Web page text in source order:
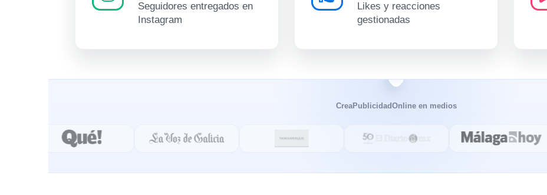
Seguidores entregados en
Instagram
Likes y reacciones
gestionadas
CreaPublicidadOnline en medios